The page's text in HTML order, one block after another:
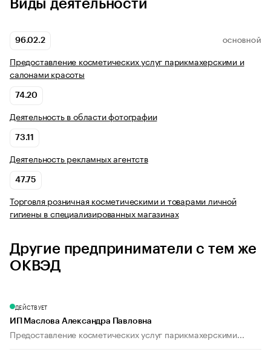
Виды деятельности
96.02.2 ОСНОВНОЙ
Предоставление косметических услуг парикмахерскими и
салонами красоты
74.20
Деятельность в области фотографии
73.11
Деятельность рекламных агентств
47.75
Торговля розничная косметическими и товарами личной
гигиены в специализированных магазинах
Другие предприниматели с тем же
ОКВЭД
ДЕЙСТВУЕТ
ИП Маслова Александра Павловна
Предоставление косметических услуг парикмахерскими...